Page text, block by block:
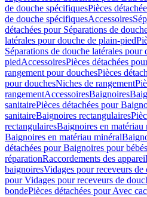
de douche spécifiquesPièces
de douche spécifiquesAccessoires
détachées pour Séparations de
latérales pour douche de plain-pied
Séparations de douche latérales pour
piedAccessoiresPièces détachées
rangement pour douchesPièces
pour douchesNiches de rangement
rangementAccessoiresBaignoires
sanitairePièces détachées pour
sanitaireBaignoires rectangulaires
rectangulairesBaignoires en matériau
Baignoires en matériau minéral
détachées pour Baignoires pour bébés
réparationRaccordements des
baignoiresVidages pour receveurs de
pour Vidages pour receveurs de
bondePièces détachées pour Avec